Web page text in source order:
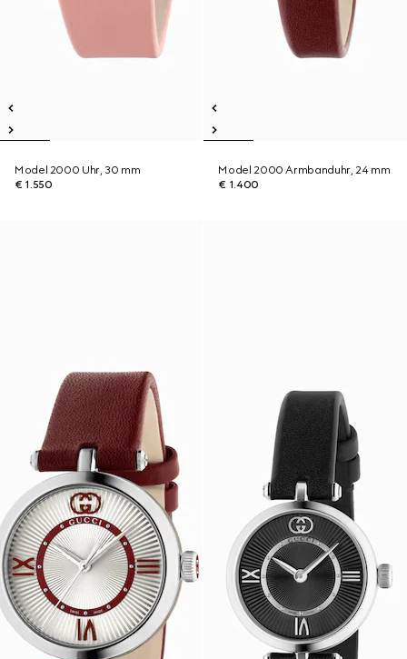
Model 2000 Uhr, 30 mm
€ 1.550
Model 2000 Armbanduhr, 24 mm
€ 1.400